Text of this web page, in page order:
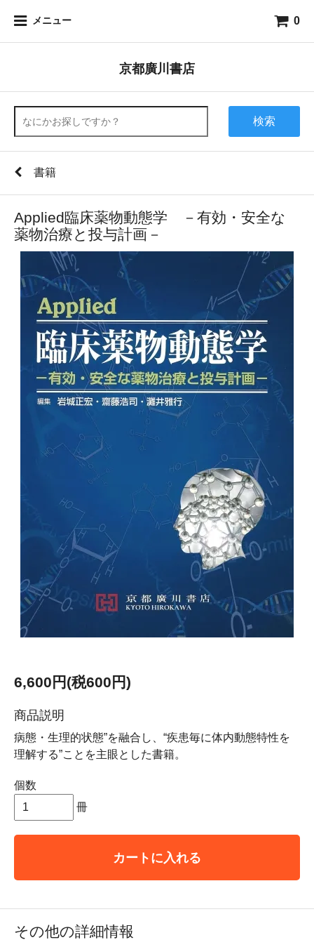
メニュー 0
京都廣川書店
検索
書籍
Applied臨床薬物動態学 －有効・安全な
薬物治療と投与計画－
6,600円(税600円)
商品説明
病態・生理的状態”を融合し、“疾患毎に体内動態特性を
理解する”ことを主眼とした書籍。
個数
冊
カートに入れる
その他の詳細情報